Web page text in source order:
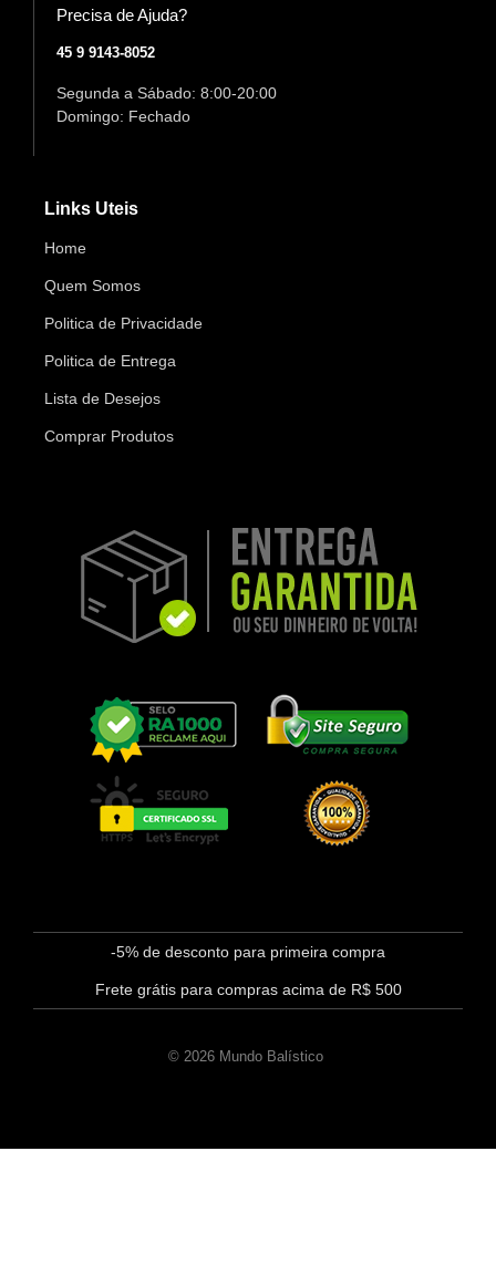
Precisa de Ajuda?
45 9 9143-8052
Segunda a Sábado: 8:00-20:00
Domingo: Fechado
Links Uteis
Home
Quem Somos
Politica de Privacidade
Politica de Entrega
Lista de Desejos
Comprar Produtos
-5% de desconto para primeira compra
Frete grátis para compras acima de R$ 500
© 2026 Mundo Balístico